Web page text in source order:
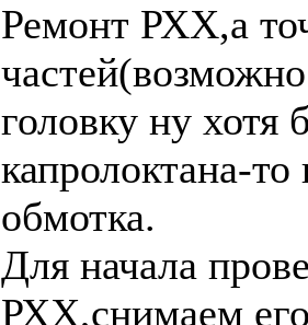
Ремонт РХХ,а
головку ну хотя
капролоктана-
обмотка.
Для начала
РХХ,снимаем